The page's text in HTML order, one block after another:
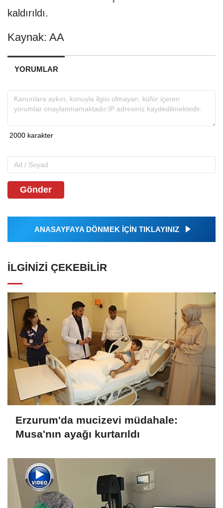
kaldırıldı.
Kaynak: AA
YORUMLAR
Gönder
ANASAYFAYA DÖNMEK İÇİN TIKLAYINIZ
İLGINIZI ÇEKEBILIR
Erzurum'da mucizevi müdahale:
Musa'nın ayağı kurtarıldı